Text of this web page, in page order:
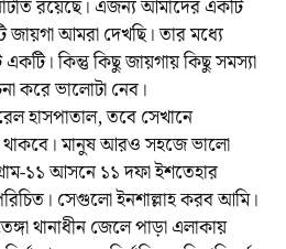
রয়েছে। এজন্য আমাদের একটি
আমরা দেখছি। তার মধ্যে
একটি। কিন্তু কিছু জায়গায় কিছু সমস্যা
করে ভালোটা নেব।
হাসপাতাল, তবে সেখানে
থাকবে। মানুষ আরও সহজে ভালো
১১ আসনে ১১ দফা ইশতেহার
সেগুলো ইনশাল্লাহ করব আমি।
থানাধীন জেলে পাড়া এলাকায়